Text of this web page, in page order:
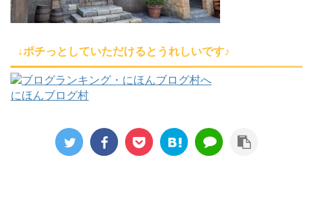
↓ポチっとしていただけるとうれしいです♪
にほんブログ村